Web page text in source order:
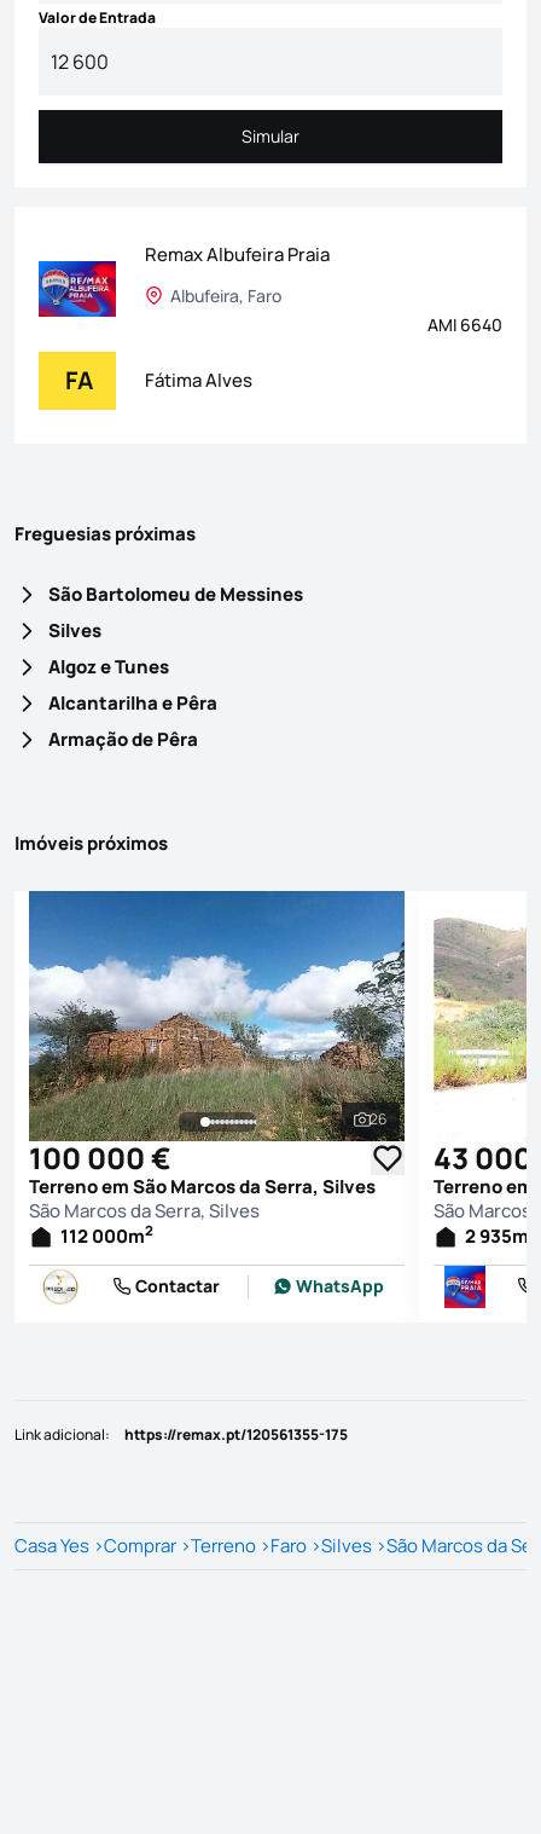
Valor de Entrada
Simular
Simular
Remax Albufeira Praia
Albufeira, Faro
AMI 6640
FA Fátima Alves
Freguesias próximas
São Bartolomeu de Messines
Silves
Algoz e Tunes
Alcantarilha e Pêra
Armação de Pêra
Imóveis próximos
Ver todas as
26
100 000 €
Terreno em São Marcos da Serra, Silves
São Marcos da Serra, Silves
112 000m2
Contactar WhatsApp
43 000
Terreno em
São Marcos
2 935m
Link adicional: https://remax.pt/120561355-175
Casa Yes >Comprar >Terreno >Faro >Silves >São Marcos da